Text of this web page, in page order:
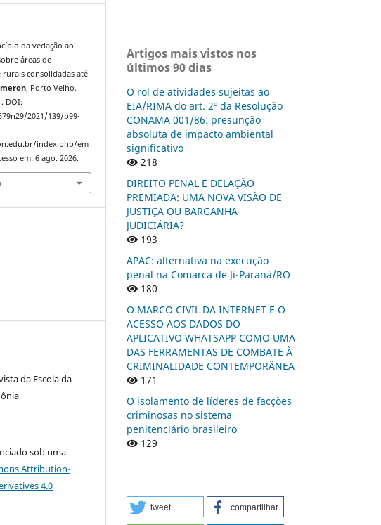
da vedação ao
áreas de
consolidadas até
, Porto Velho,
DOI:
2021/139/p99-
index.php/em
em: 6 ago. 2026.
da Escola da
sob uma
Attribution-
4.0
Artigos mais vistos nos
últimos 90 dias
O rol de atividades sujeitas ao
EIA/RIMA do art. 2º da Resolução
CONAMA 001/86: presunção
absoluta de impacto ambiental
significativo
218
DIREITO PENAL E DELAÇÃO
PREMIADA: UMA NOVA VISÃO DE
JUSTIÇA OU BARGANHA
JUDICIÁRIA?
193
APAC: alternativa na execução
penal na Comarca de Ji-Paraná/RO
180
O MARCO CIVIL DA INTERNET E O
ACESSO AOS DADOS DO
APLICATIVO WHATSAPP COMO UMA
DAS FERRAMENTAS DE COMBATE À
CRIMINALIDADE CONTEMPORÂNEA
171
O isolamento de líderes de facções
criminosas no sistema
penitenciário brasileiro
129
tweet compartilhar